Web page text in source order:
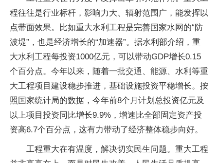
程往往是行业标杆，影响力大、辐射范围广，能发挥以
点带面效果。比如重大水利工程是完善国家水网的“防
波堤”，也是经济增长的“加速器”。据水利部介绍，重
大水利工程每投资1000亿元，可以带动GDP增长0.15
个百分点。今年以来，随着一批交通、能源、水利等重
大工程项目建设稳步推进，基础设施投资平稳增长。按
照国家统计局的数据，今年前8个月计划总投资亿元及
以上项目投资同比增长9.9%，增速比全部固定资产投
资高6.7个百分点，这有力带动了经济整体稳步向好。
工程重大在有温度，解决切实民生问题。重大工程